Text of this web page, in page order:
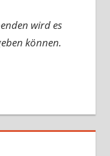
wird es
können.